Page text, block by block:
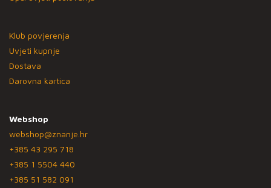
Klub povjerenja
Uvjeti kupnje
Dostava
Darovna kartica
Webshop
webshop@znanje.hr
+385 43 295 718
+385 1 5504 440
+385 51 582 091